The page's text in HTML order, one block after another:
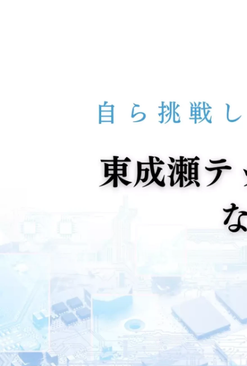
松本 萌
東成瀬テックソリューションズ株式会社 / その他エンジニア